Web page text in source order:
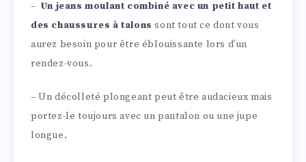
– Un jeans moulant combiné avec un petit haut et
des chaussures à talons sont tout ce dont vous
aurez besoin pour être éblouissante lors d’un
rendez-vous.
– Un décolleté plongeant peut être audacieux mais
portez-le toujours avec un pantalon ou une jupe
longue.